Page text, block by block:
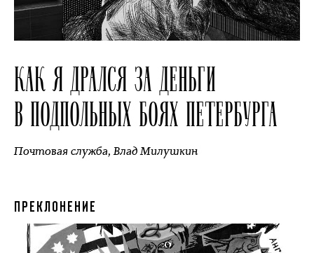
КАК Я ДРАЛСЯ ЗА ДЕНЬГИ
В ПОДПОЛЬНЫХ БОЯХ ПЕТЕРБУРГА
Почтовая служба,Влад Милушкин
ПРЕКЛОНЕНИЕ